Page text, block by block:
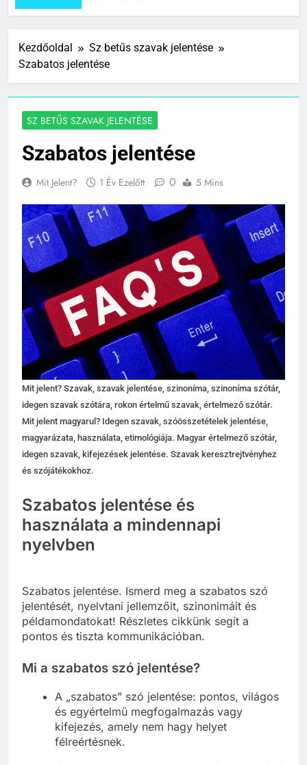
Kezdőoldal
Sz betűs szavak jelentése
Szabatos jelentése
SZ BETŰS SZAVAK JELENTÉSE
Szabatos jelentése
Mit Jelent? 1 Év Ezelőtt 0 5 Mins
Mit jelent? Szavak, szavak jelentése, szinoníma, szinoníma szótár,
idegen szavak szótára, rokon értelmű szavak, értelmező szótár.
Mit jelent magyarul? Idegen szavak, szóösszetételek jelentése,
magyarázata, használata, etimológiája. Magyar értelmező szótár,
idegen szavak, kifejezések jelentése. Szavak keresztrejtvényhez
és szójátékokhoz.
Szabatos jelentése és
használata a mindennapi
nyelvben
Szabatos jelentése. Ismerd meg a szabatos szó
jelentését, nyelvtani jellemzőit, szinonimáit és
példamondatokat! Részletes cikkünk segít a
pontos és tiszta kommunikációban.
Mi a szabatos szó jelentése?
A „szabatos” szó jelentése: pontos, világos
és egyértelmű megfogalmazás vagy
kifejezés, amely nem hagy helyet
félreértésnek.